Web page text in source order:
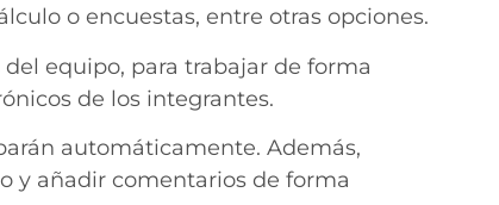
o encuestas, entre otras opciones.
equipo, para trabajar de forma
de los integrantes.
automáticamente. Además,
y añadir comentarios de forma